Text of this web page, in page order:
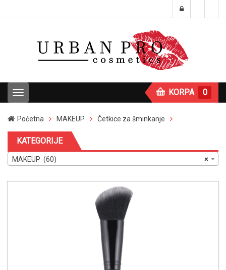
T
o
g
l
e
n
a
KORPA 0
Početna MAKEUP Četkice za šminkanje
KATEGORIJE
×
MAKEUP (60)